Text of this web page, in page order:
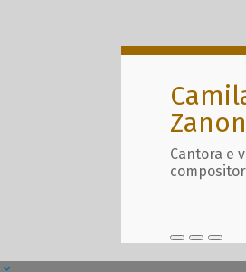
Zanon
Cantora e